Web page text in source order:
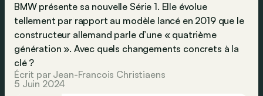
BMW présente sa nouvelle Série 1. Elle évolue
tellement par rapport au modèle lancé en 2019 que le
constructeur allemand parle d’une « quatrième
génération ». Avec quels changements concrets à la
clé ?
Écrit par Jean-Francois Christiaens
5 Juin 2024